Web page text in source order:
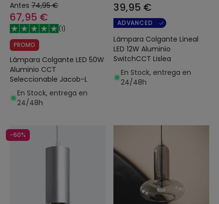
Antes 74,95 €
67,95 €
(1)
PROMO
Lámpara Colgante LED 50W
Aluminio CCT
Seleccionable Jacob-L
En Stock, entrega en
24/48h
39,95 €
ADVANCED
Lámpara Colgante Lineal
LED 12W Aluminio
SwitchCCT Lislea
En Stock, entrega en
24/48h
-60%